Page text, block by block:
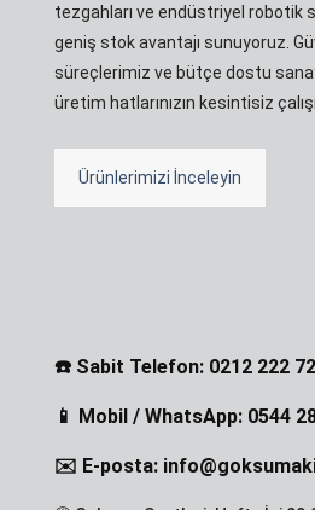
tezgahları ve endüstriyel robotik
geniş stok avantajı sunuyoruz.
süreçlerimiz ve bütçe dostu
üretim hatlarınızın kesintisiz
Ürünlerimizi İnceleyin
☎️ Sabit Telefon: 0212 222
📱 Mobil / WhatsApp: 0544
✉️ E-posta: